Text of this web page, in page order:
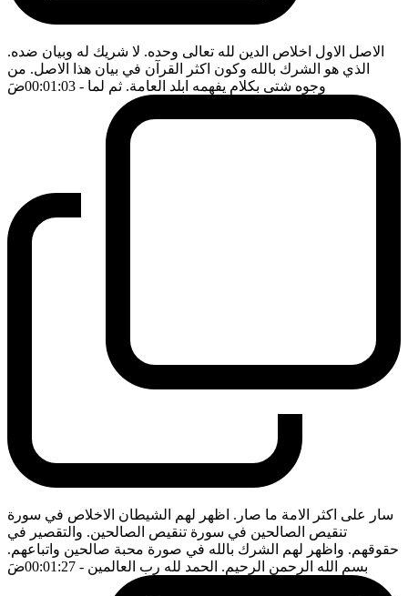
الاصل الاول اخلاص الدين لله تعالى وحده. لا شريك له وبيان ضده.
الذي هو الشرك بالله وكون اكثر القرآن في بيان هذا الاصل. من
وجوه شتى بكلام يفهمه ابلد العامة. ثم لما - 00:01:03 ضَ
سار على اكثر الامة ما صار. اظهر لهم الشيطان الاخلاص في سورة
تنقيص الصالحين في سورة تنقيص الصالحين. والتقصير في
حقوقهم. واظهر لهم الشرك بالله في صورة محبة صالحين واتباعهم.
بسم الله الرحمن الرحيم. الحمد لله رب العالمين - 00:01:27 ضَ